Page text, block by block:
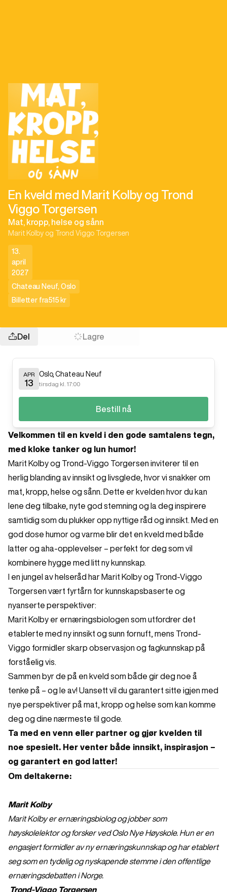
Mat, kropp, helse og sånn
Marit Kolby og Trond Viggo Torgersen
En kveld med Marit Kolby og Trond
Viggo Torgersen
13.
april
2027
Chateau Neuf, Oslo
Billetter fra515 kr
Del Lagre
APR
13
Oslo,Chateau Neuf
tirsdag kl. 17:00
Bestill nå
Velkommen til en kveld i den gode samtalens tegn,
med kloke tanker og lun humor!
Marit Kolby og Trond-Viggo Torgersen inviterer til en
herlig blanding av innsikt og livsglede, hvor vi snakker om
mat, kropp, helse og sånn. Dette er kvelden hvor du kan
lene deg tilbake, nyte god stemning og la deg inspirere
samtidig som du plukker opp nyttige råd og innsikt. Med en
god dose humor og varme blir det en kveld med både
latter og aha-opplevelser – perfekt for deg som vil
kombinere hygge med litt ny kunnskap.
I en jungel av helseråd har Marit Kolby og Trond-Viggo
Torgersen vært fyrtårn for kunnskapsbaserte og
nyanserte perspektiver:
Marit Kolby er ernæringsbiologen som utfordrer det
etablerte med ny innsikt og sunn fornuft, mens Trond-
Viggo formidler skarp observasjon og fagkunnskap på
forståelig vis.
Sammen byr de på en kveld som både gir deg noe å
tenke på – og le av! Uansett vil du garantert sitte igjen med
nye perspektiver på mat, kropp og helse som kan komme
deg og dine nærmeste til gode.
Ta med en venn eller partner og gjør kvelden til
noe spesielt. Her venter både innsikt, inspirasjon –
og garantert en god latter!
Om deltakerne:
Marit Kolby
Marit Kolby er ernæringsbiolog og jobber som
høyskolelektor og forsker ved Oslo Nye Høyskole. Hun er en
engasjert formidler av ny ernæringskunnskap og har etablert
seg som en tydelig og nyskapende stemme i den offentlige
ernæringsdebatten i Norge.
Trond-Viggo Torgersen